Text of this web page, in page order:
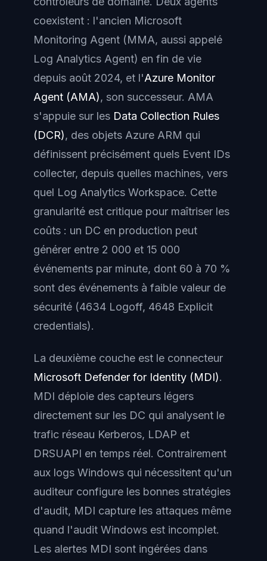
coexistent : l'ancien Microsoft
Monitoring Agent (MMA, aussi appelé
Log Analytics Agent) en fin de vie
depuis août 2024, et l'Azure Monitor
Agent (AMA), son successeur. AMA
s'appuie sur les Data Collection Rules
(DCR), des objets Azure ARM qui
définissent précisément quels Event IDs
collecter, depuis quelles machines, vers
quel Log Analytics Workspace. Cette
granularité est critique pour maîtriser les
coûts : un DC en production peut
générer entre 2 000 et 15 000
événements par minute, dont 60 à 70 %
sont des événements à faible valeur de
sécurité (4634 Logoff, 4648 Explicit
credentials).
La deuxième couche est le connecteur
Microsoft Defender for Identity (MDI).
MDI déploie des capteurs légers
directement sur les DC qui analysent le
trafic réseau Kerberos, LDAP et
DRSUAPI en temps réel. Contrairement
aux logs Windows qui nécessitent qu'un
auditeur configure les bonnes stratégies
d'audit, MDI capture les attaques même
quand l'audit Windows est incomplet.
Les alertes MDI sont ingérées dans